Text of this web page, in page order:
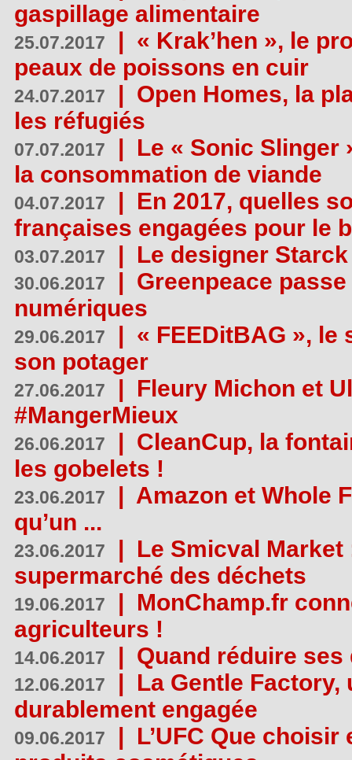
gaspillage alimentaire
25.07.2017 | « Krak’hen », le
peaux de poissons en cuir
24.07.2017 | Open Homes, la
les réfugiés
07.07.2017 | Le « Sonic Slinger
la consommation de viande
04.07.2017 | En 2017, quelles
françaises engagées pour le
03.07.2017 | Le designer
30.06.2017 | Greenpeace
numériques
29.06.2017 | « FEEDitBAG », le
son potager
27.06.2017 | Fleury Michon et
#MangerMieux
26.06.2017 | CleanCup, la
les gobelets !
23.06.2017 | Amazon et Whole
qu’un ...
23.06.2017 | Le Smicval
supermarché des déchets
19.06.2017 | MonChamp.fr
agriculteurs !
14.06.2017 | Quand réduire
12.06.2017 | La Gentle
durablement engagée
09.06.2017 | L’UFC Que